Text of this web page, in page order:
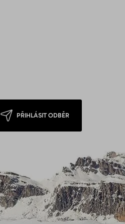
PŘIHLÁSIT ODBĚR